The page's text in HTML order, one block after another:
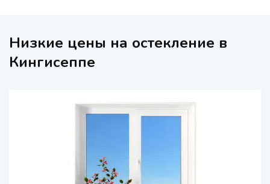
Низкие цены на остекление в
Кингисеппе